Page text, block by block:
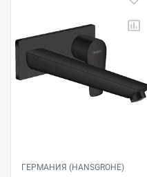
ГЕРМАНИЯ (HANSGROHE)